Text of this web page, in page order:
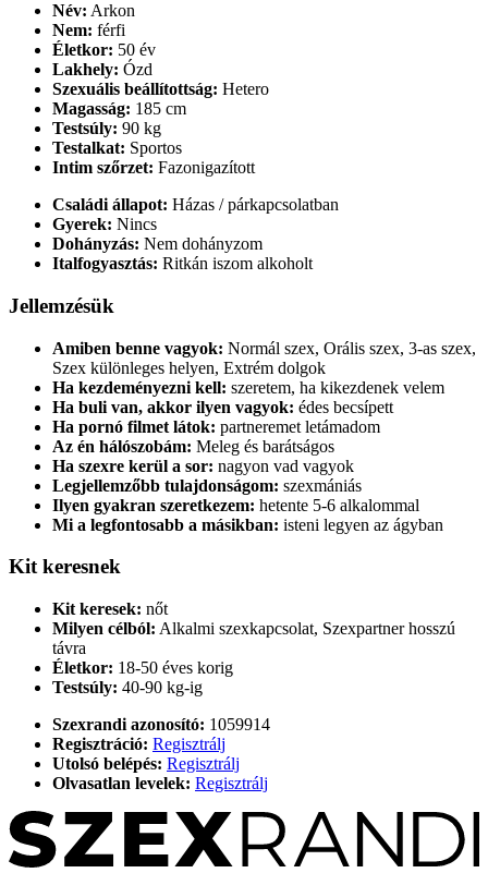
Név: Arkon
Nem: férfi
Életkor: 50 év
Lakhely: Ózd
Szexuális beállítottság: Hetero
Magasság: 185 cm
Testsúly: 90 kg
Testalkat: Sportos
Intim szőrzet: Fazonigazított
Családi állapot: Házas / párkapcsolatban
Gyerek: Nincs
Dohányzás: Nem dohányzom
Italfogyasztás: Ritkán iszom alkoholt
Jellemzésük
Amiben benne vagyok: Normál szex, Orális szex, 3-as szex,
Szex különleges helyen, Extrém dolgok
Ha kezdeményezni kell: szeretem, ha kikezdenek velem
Ha buli van, akkor ilyen vagyok: édes becsípett
Ha pornó filmet látok: partneremet letámadom
Az én hálószobám: Meleg és barátságos
Ha szexre kerül a sor: nagyon vad vagyok
Legjellemzőbb tulajdonságom: szexmániás
Ilyen gyakran szeretkezem: hetente 5-6 alkalommal
Mi a legfontosabb a másikban: isteni legyen az ágyban
Kit keresnek
Kit keresek: nőt
Milyen célból: Alkalmi szexkapcsolat, Szexpartner hosszú
távra
Életkor: 18-50 éves korig
Testsúly: 40-90 kg-ig
Szexrandi azonosító: 1059914
Regisztráció: Regisztrálj
Utolsó belépés: Regisztrálj
Olvasatlan levelek: Regisztrálj